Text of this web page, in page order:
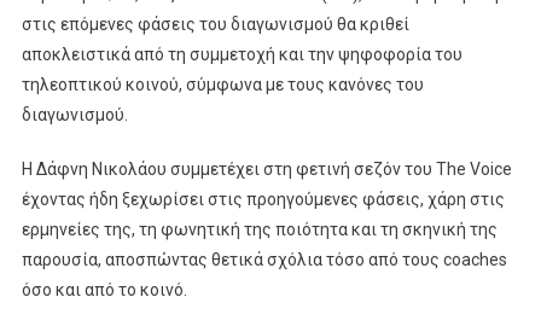
στις επόμενες φάσεις του διαγωνισμού θα κριθεί
αποκλειστικά από τη συμμετοχή και την ψηφοφορία του
τηλεοπτικού κοινού, σύμφωνα με τους κανόνες του
διαγωνισμού.
Η Δάφνη Νικολάου συμμετέχει στη φετινή σεζόν του The Voice
έχοντας ήδη ξεχωρίσει στις προηγούμενες φάσεις, χάρη στις
ερμηνείες της, τη φωνητική της ποιότητα και τη σκηνική της
παρουσία, αποσπώντας θετικά σχόλια τόσο από τους coaches
όσο και από το κοινό.